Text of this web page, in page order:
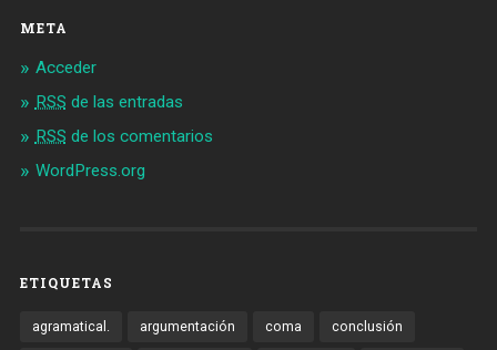
META
Acceder
RSS de las entradas
RSS de los comentarios
WordPress.org
ETIQUETAS
agramatical. argumentación coma conclusión